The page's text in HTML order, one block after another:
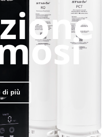
di più